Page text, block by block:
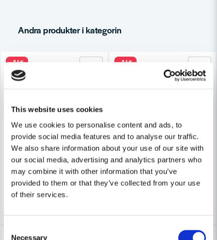
This website uses cookies
We use cookies to personalise content and ads, to
provide social media features and to analyse our traffic.
We also share information about your use of our site with
our social media, advertising and analytics partners who
may combine it with other information that you’ve
provided to them or that they’ve collected from your use
of their services.
Necessary
Skicka fråga
Andra produkter i kategorin
STIHL
Stihl Trimmertråd 4,0mmx0,22m 48st/Frp
178 kr
153 kr
Leveranstid ifrån leverantör ca
7-10 arbetsdagar
-14%
STIHL
Stihl Trimmertråd
118 kr
101 kr
Finns i Webblager
-14%
-15%